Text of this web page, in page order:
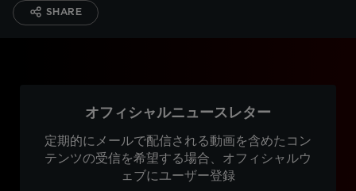
SHARE
オフィシャルニュースレター
定期的にメールで配信される動画を含めたコン
テンツの受信を希望する場合、オフィシャルウ
ェブにユーザー登録